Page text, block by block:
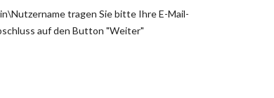
tragen Sie bitte Ihre E-Mail-
auf den Button "Weiter"